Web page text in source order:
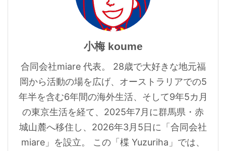
小梅 koume
合同会社miare 代表。 28歳で大好きな地元福
岡から活動の場を広げ、オーストラリアでの5
年半を含む6年間の海外生活、そして9年5カ月
の東京生活を経て、2025年7月に群馬県・赤
城山麓へ移住し、2026年3月5日に「合同会社
miare」を設立。 この「楪 Yuzuriha」では、